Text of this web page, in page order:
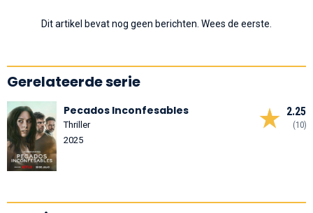
Dit artikel bevat nog geen berichten. Wees de eerste.
Gerelateerde serie
2.25
(10)
Pecados Inconfesables
Thriller
2025